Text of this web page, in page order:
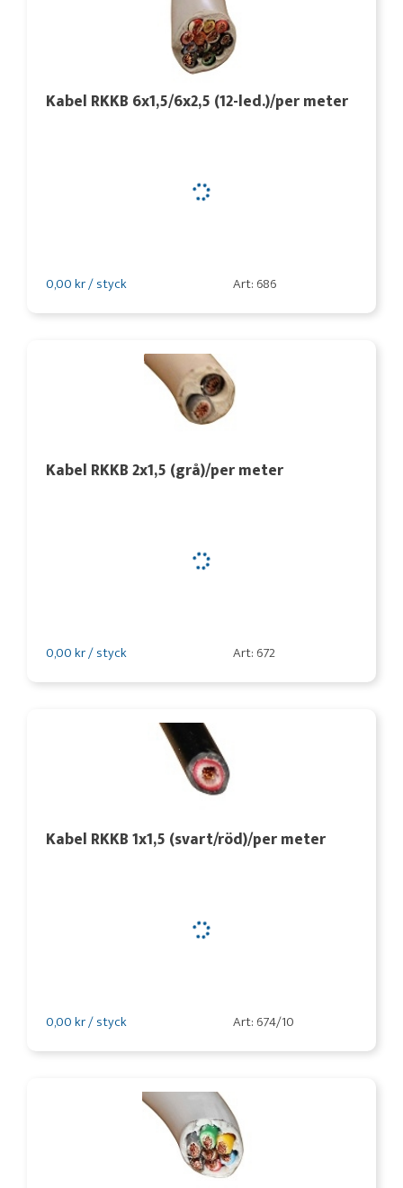
Kabel RKKB 6x1,5/6x2,5 (12-led.)/per meter
0,00 kr / styck Art: 686
Kabel RKKB 2x1,5 (grå)/per meter
0,00 kr / styck Art: 672
Kabel RKKB 1x1,5 (svart/röd)/per meter
0,00 kr / styck Art: 674/10